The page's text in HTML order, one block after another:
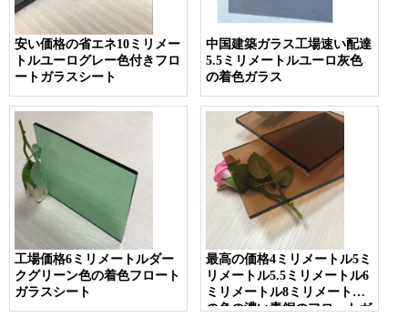
安い価格の省エネ10ミリメー
トルユーログレー色付きフロ
ートガラスシート
中国建築ガラス工場速い配達
5.5ミリメートルユーロ灰色
の着色ガラス
工場価格6ミリメートルダー
クグリーン色の着色フロート
ガラスシート
最高の価格4ミリメートル5ミ
リメートル5.5ミリメートル6
ミリメートル8ミリメートル
の色の濃い青銅のフロートガ